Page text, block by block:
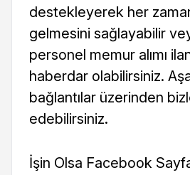
destekleyerek her zaman
gelmesini sağlayabilir
personel memur alımı
haberdar olabilirsiniz.
bağlantılar üzerinden
edebilirsiniz.
İşin Olsa Facebook